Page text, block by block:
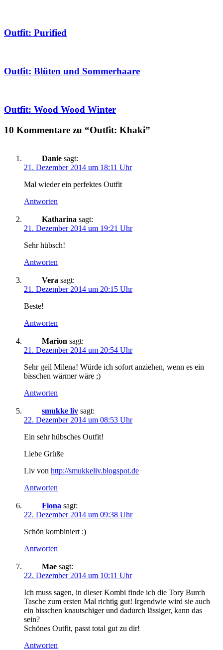
Outfit: Purified
Outfit: Blüten und Sommerhaare
Outfit: Wood Wood Winter
10 Kommentare zu “Outfit: Khaki”
Danie sagt:
21. Dezember 2014 um 18:11 Uhr
Mal wieder ein perfektes Outfit
Antworten
Katharina sagt:
21. Dezember 2014 um 19:21 Uhr
Sehr hübsch!
Antworten
Vera sagt:
21. Dezember 2014 um 20:15 Uhr
Beste!
Antworten
Marion sagt:
21. Dezember 2014 um 20:54 Uhr
Sehr geil Milena! Würde ich sofort anziehen, wenn es ein
bisschen wärmer wäre ;)
Antworten
smukke liv sagt:
22. Dezember 2014 um 08:53 Uhr
Ein sehr hübsches Outfit!
Liebe Grüße
Liv von http://smukkeliv.blogspot.de
Antworten
Fiona sagt:
22. Dezember 2014 um 09:38 Uhr
Schön kombiniert :)
Antworten
Mae sagt:
22. Dezember 2014 um 10:11 Uhr
Ich muss sagen, in dieser Kombi finde ich die Tory Burch
Tasche zum ersten Mal richtig gut! Irgendwie wird sie auch
ein bisschen knautschiger und dadurch lässiger, kann das
sein?
Schönes Outfit, passt total gut zu dir!
Antworten